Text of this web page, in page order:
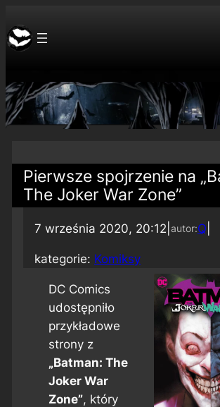
Pierwsze spojrzenie na
The Joker War Zone”
7 września 2020, 20:12 autor:Q
kategorie: Komiksy
DC Comics
udostępniło
przykładowe
strony z
„Batman: The
Joker War
Zone”, który